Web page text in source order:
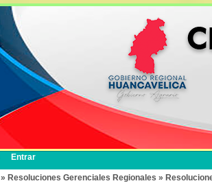
Entrar
» Resoluciones Gerenciales Regionales »